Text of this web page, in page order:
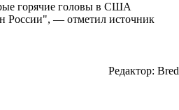
горячие головы в США
России", — отметил источник
Редактор: Bred